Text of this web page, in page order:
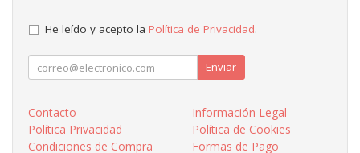
He leído y acepto la Política de Privacidad.
Enviar
Contacto
Información Legal
Política Privacidad
Política de Cookies
Condiciones de Compra
Formas de Pago